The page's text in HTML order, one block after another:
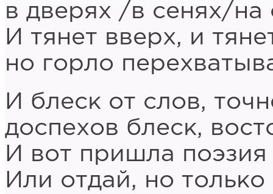
в дверях /в сенях/на
И тянет вверх, и
но горло
И блеск от слов,
доспехов блеск,
И вот пришла поэзия
Или отдай, но